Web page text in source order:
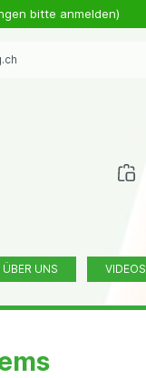
bitte anmelden)
ÜBER UNS VIDEOS